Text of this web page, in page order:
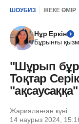
ШОУБИЗ ЖЕКЕ ӨМІР
Нұр Еркін
Бұрынғы
"Шұрып
Тоқтар
Жарияланған күні:
14 наурыз 2024,